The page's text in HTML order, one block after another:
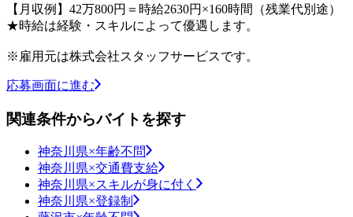
【月収例】42万800円＝時給2630円×160時間（残業代別途）
★時給は経験・スキルによって優遇します。
※雇用元は株式会社スタッフサービスです。
応募画面に進む
関連条件からバイトを探す
神奈川県×年齢不問
神奈川県×交通費支給
神奈川県×スキルが身に付く
神奈川県×登録制